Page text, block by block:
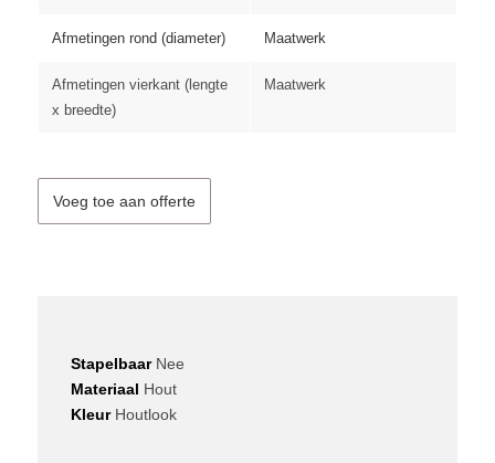
Afmetingen rond (diameter) Maatwerk
Afmetingen vierkant (lengte
x breedte)
Maatwerk
Voeg toe aan offerte
StapelbaarNee
Materiaal Hout
KleurHoutlook